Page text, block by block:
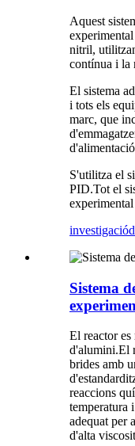
Aquest
nitril,
contínua i la
El sistema
i tots els
marc, que
S'utilitza el
PID.Tot el
investigació
Sistema
El reactor es
d'alumini.El
brides amb
reaccions
temperatura
adequat per
d'alta